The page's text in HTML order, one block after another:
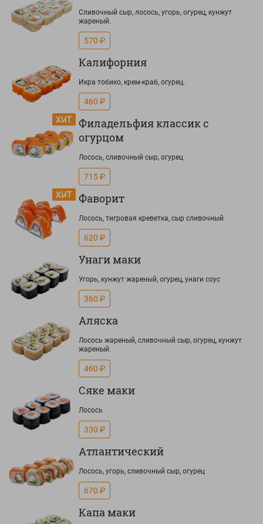
Сливочный сыр, лосось, угорь, огурец, кунжут
жареный.
570 ₽
Калифорния
Икра тобико, крем-краб, огурец.
460 ₽
Филадельфия классик с
огурцом
Лосось, сливочный сыр, огурец
715 ₽
Фаворит
Лосось, тигровая креветка, сыр сливочный
620 ₽
Унаги маки
Угорь, кунжут жареный, огурец, унаги соус
360 ₽
Аляска
Лосось жареный, сливочный сыр, огурец, кунжут
жареный.
460 ₽
Сяке маки
Лосось
330 ₽
Атлантический
Лосось, угорь, сливочный сыр, огурец
670 ₽
Капа маки